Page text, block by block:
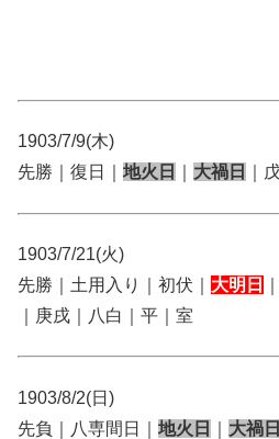
1903/7/9(木)
先勝｜復日｜ 地火日 大禍日 ｜
1903/7/21(火)
先勝｜土用入り｜初伏｜ 大明日
｜庚戌｜八白｜平｜室
1903/8/2(日)
先負｜八専間日｜ 地火日 大禍日